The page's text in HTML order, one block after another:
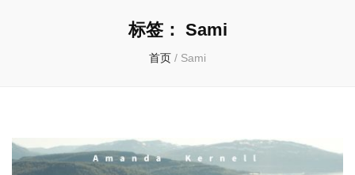
标签： Sami
首页 / Sami